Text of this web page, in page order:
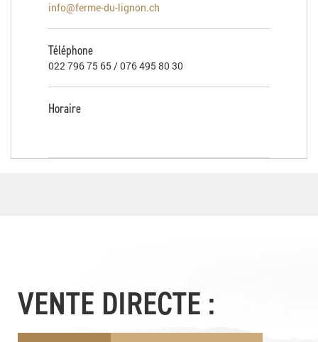
info@ferme-du-lignon.ch
Téléphone
022 796 75 65 / 076 495 80 30
Horaire
VENTE DIRECTE :